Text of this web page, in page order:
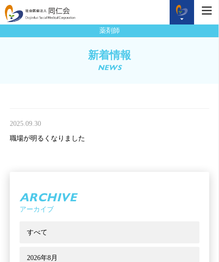
薬剤師
新着情報
NEWS
2025.09.30
職場が明るくなりました
ARCHIVE
アーカイブ
すべて
2026年8月